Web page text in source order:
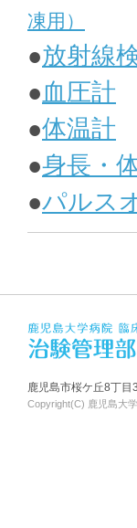
凍用）
●放射線
●血圧計
●体温計
●身長・
●パルス
鹿児島市桜ケ丘8丁
Copyright(C) 鹿児島大